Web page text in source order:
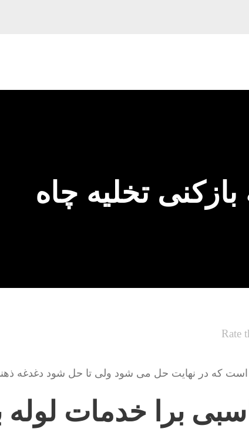
تخلیه چاه
Rate
که در نهایت حل می شود ولی تا حل شود دغدغه
برا خدمات لوله